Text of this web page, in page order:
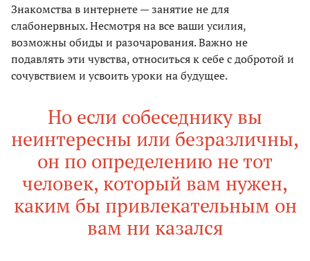
Знакомства в интернете — занятие не для
слабонервных. Несмотря на все ваши усилия,
возможны обиды и разочарования. Важно не
подавлять эти чувства, относиться к себе с добротой и
сочувствием и усвоить уроки на будущее.
Но если собеседнику вы
неинтересны или безразличны,
он по определению не тот
человек, который вам нужен,
каким бы привлекательным он
вам ни казался